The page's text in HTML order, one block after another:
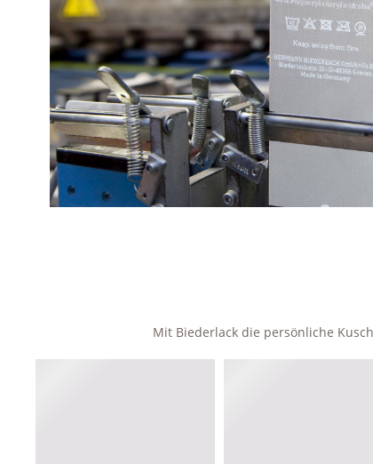
Mit Biederlack die persönliche